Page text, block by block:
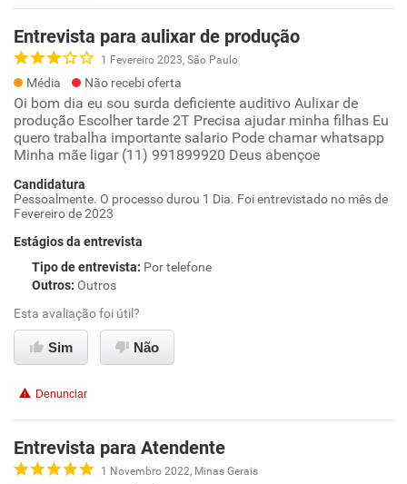
Entrevista para aulixar de produção
1 Fevereiro 2023, São Paulo
Média Não recebi oferta
Oi bom dia eu sou surda deficiente auditivo Aulixar de
produção Escolher tarde 2T Precisa ajudar minha filhas Eu
quero trabalha importante salario Pode chamar whatsapp
Minha mãe ligar (11) 991899920 Deus abençoe
Candidatura
Pessoalmente. O processo durou 1 Dia. Foi entrevistado no mês de
Fevereiro de 2023
Estágios da entrevista
Tipo de entrevista: Por telefone
Outros: Outros
Esta avaliação foi útil?
Sim Não
Denunciar
Entrevista para Atendente
1 Novembro 2022, Minas Gerais